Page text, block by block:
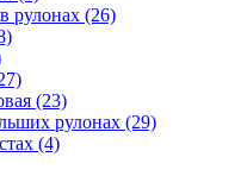
рулонах (26)
(23)
рулонах (29)
(4)